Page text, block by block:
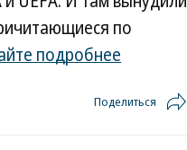
по
подробнее
Поделиться